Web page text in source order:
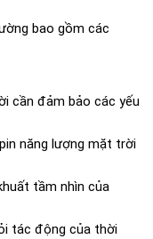
bao gồm các
cần đảm bảo các yếu
năng lượng mặt trời
tầm nhìn của
tác động của thời